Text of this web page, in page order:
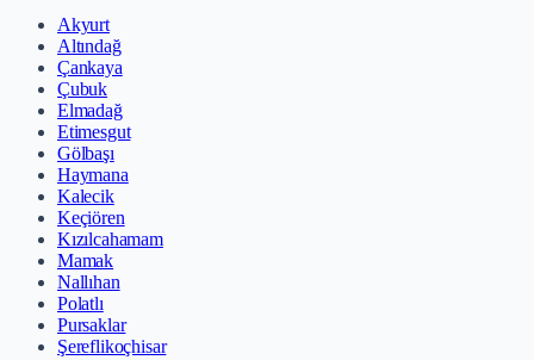
Akyurt
Altındağ
Çankaya
Çubuk
Elmadağ
Etimesgut
Gölbaşı
Haymana
Kalecik
Keçiören
Kızılcahamam
Mamak
Nallıhan
Polatlı
Pursaklar
Şereflikoçhisar